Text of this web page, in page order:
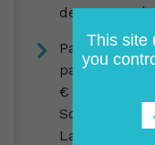
de Somme à
Payer au
paiement de
€ pour
Sommes à
La liste des
This site
you